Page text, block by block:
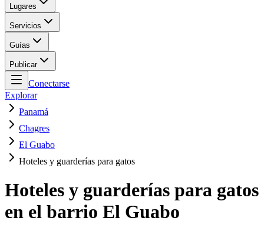
Lugares
Servicios
Guías
Publicar
Conectarse
Explorar
Panamá
Chagres
El Guabo
Hoteles y guarderías para gatos
Hoteles y guarderías para gatos
en el barrio El Guabo